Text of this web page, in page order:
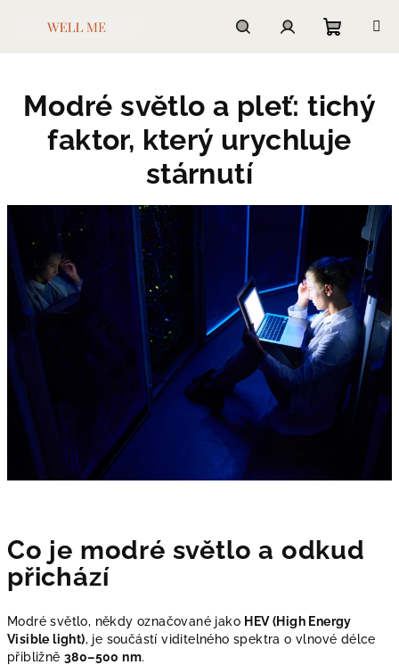
košík
Modré světlo a pleť: tichý
faktor, který urychluje
stárnutí
Co je modré světlo a odkud
přichází
Modré světlo, někdy označované jako HEV (High Energy
Visible light), je součástí viditelného spektra o vlnové délce
přibližně 380–500 nm.